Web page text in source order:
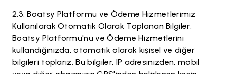
Boatsy Platformu ve Ödeme Hizmetlerimiz
Kullanılarak Otomatik Olarak Toplanan Bilgiler.
Boatsy Platformu'nu ve Ödeme Hizmetlerini
kullandığınızda, otomatik olarak kişisel ve diğer
bilgileri toplarız. Bu bilgiler, IP adresinizden, mobil